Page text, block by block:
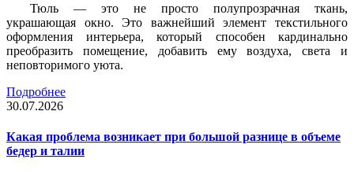
Тюль — это не просто полупрозрачная ткань,
украшающая окно. Это важнейший элемент текстильного
оформления интерьера, который способен кардинально
преобразить помещение, добавить ему воздуха, света и
неповторимого уюта.
Подробнее
30.07.2026
Какая проблема возникает при большой разнице в объеме
бедер и талии